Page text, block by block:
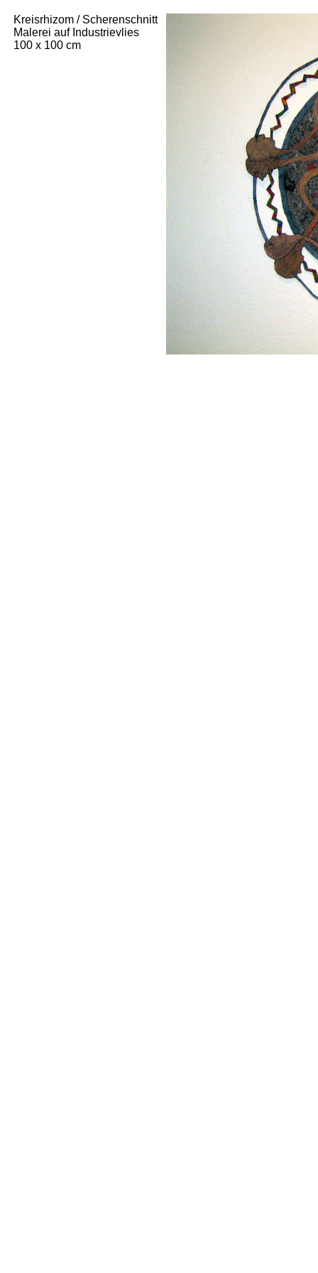
Kreisrhizom / Scherenschnitt
Malerei auf Industrievlies
100 x 100 cm